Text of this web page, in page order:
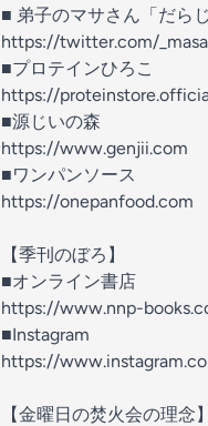
■ 弟子のマサさん「だらじ
https://twitter.com/
■プロテインひろこ
https://
■源じいの森
https://www.genjii.com
■ワンパンソース
https://onepanfood.com
【季刊のぼろ】
■オンライン書店
https://www.nnp-
■Instagram
https://
【金曜日の焚火会の理念】